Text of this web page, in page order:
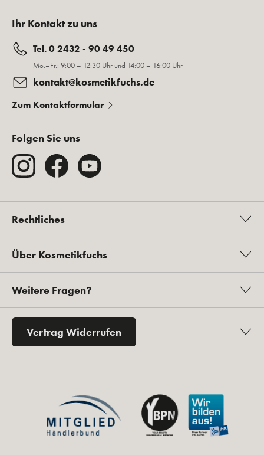
Ihr Kontakt zu uns
Tel. 0 2432 - 90 49 450
Mo.–Fr.: 9:00 – 12:30 Uhr und 14:00 – 16:00 Uhr
kontakt@kosmetikfuchs.de
Zum Kontaktformular
Folgen Sie uns
Rechtliches
Über Kosmetikfuchs
Weitere Fragen?
Vertrag Widerrufen